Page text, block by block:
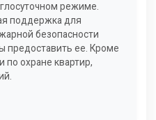
режиме.
поддержка для
безопасности
предоставить ее. Кроме
по охране квартир,